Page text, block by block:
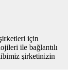
için
ile bağlantılı
şirketinizin